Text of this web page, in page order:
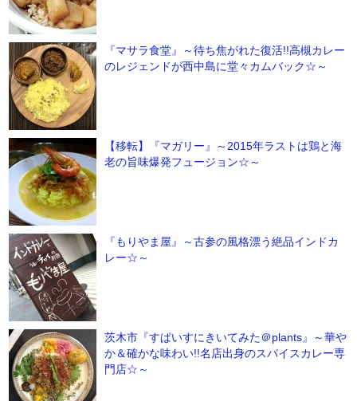
『マサラ食堂』～待ち焦がれた復活!!高槻カレー
のレジェンドが西中島に堂々カムバック☆～
【移転】『マガリー』～2015年ラストは鶏と海
老の旨味爆発フュージョン☆～
『もりやま屋』～古参の風格漂う絶品インドカ
レー☆～
茨木市『すぱいすにきいてみた＠plants』～華や
か＆確かな味わい!!名店出身のスパイスカレー専
門店☆～